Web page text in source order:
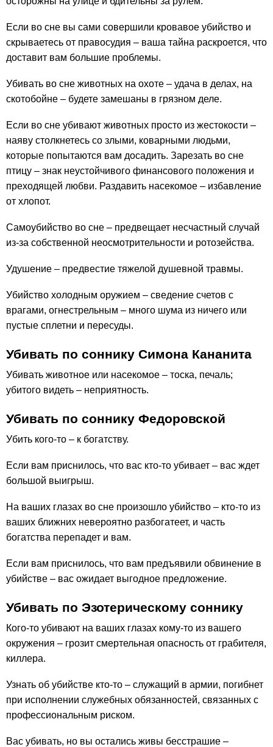
Если во сне вы сами совершили кровавое убийство и
скрываетесь от правосудия – ваша тайна раскроется, что
доставит вам большие проблемы.
Убивать во сне животных на охоте – удача в делах, на
скотобойне – будете замешаны в грязном деле.
Если во сне убивают животных просто из жестокости –
наяву столкнетесь со злыми, коварными людьми,
которые попытаются вам досадить. Зарезать во сне
птицу – знак неустойчивого финансового положения и
преходящей любви. Раздавить насекомое – избавление
от хлопот.
Самоубийство во сне – предвещает несчастный случай
из-за собственной неосмотрительности и ротозейства.
Удушение – предвестие тяжелой душевной травмы.
Убийство холодным оружием – сведение счетов с
врагами, огнестрельным – много шума из ничего или
пустые сплетни и пересуды.
Убивать по соннику Симона Кананита
Убивать животное или насекомое – тоска, печаль;
убитого видеть – неприятность.
Убивать по соннику Федоровской
Убить кого-то – к богатству.
Если вам приснилось, что вас кто-то убивает – вас ждет
большой выигрыш.
На ваших глазах во сне произошло убийство – кто-то из
ваших ближних невероятно разбогатеет, и часть
богатства перепадет и вам.
Если вам приснилось, что вам предъявили обвинение в
убийстве – вас ожидает выгодное предложение.
Убивать по Эзотерическому соннику
Кого-то убивают на ваших глазах кому-то из вашего
окружения – грозит смертельная опасность от грабителя,
киллера.
Узнать об убийстве кто-то – служащий в армии, погибнет
при исполнении служебных обязанностей, связанных с
профессиональным риском.
Вас убивать, но вы остались живы бесстрашие –